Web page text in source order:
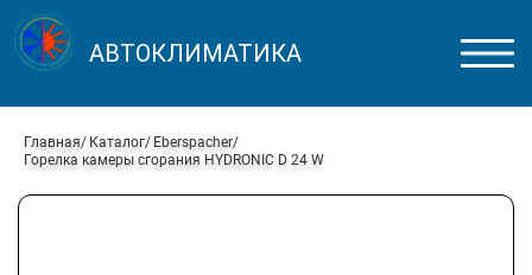
АВТОКЛИМАТИКА
Главная Каталог
Eberspacher
Горелка камеры сгорания HYDRONIC D 24 W